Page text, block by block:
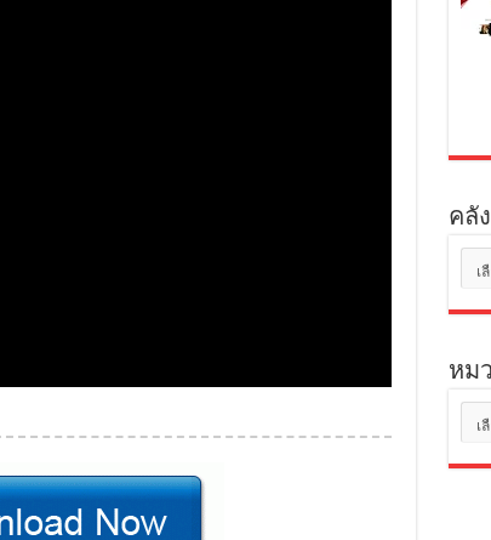
คลั
เก็บ
หม
หมู่